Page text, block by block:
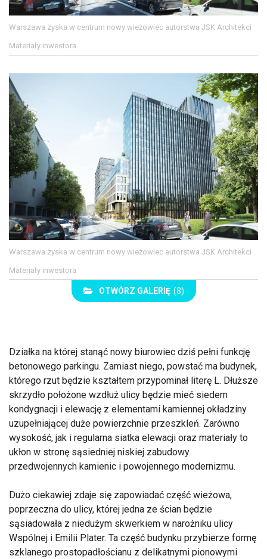
Warszawa zyska w centrum nowy wieżowiec autorstwa JSK Architekci
Materiały inwestora
Warszawa zyska w centrum nowy wieżowiec autorstwa JSK Architekci
Materiały inwestora
OTWÓRZ GALERIĘ (8)
Działka na której stanąć nowy biurowiec dziś pełni funkcję
betonowego parkingu. Zamiast niego, powstać ma budynek,
którego rzut będzie kształtem przypominał literę L. Dłuższe
skrzydło położone wzdłuż ulicy będzie mieć siedem
kondygnacji i elewację z elementami kamiennej okładziny
uzupełniającej duże powierzchnie przeszkleń. Zarówno
wysokość, jak i regularna siatka elewacji oraz materiały to
ukłon w stronę sąsiedniej niskiej zabudowy
przedwojennych kamienic i powojennego modernizmu.
Dużo ciekawiej zdaje się zapowiadać część wieżowa,
poprzeczna do ulicy, której jedna ze ścian będzie
sąsiadowała z niedużym skwerkiem w narożniku ulicy
Wspólnej i Emilii Plater. Ta część budynku przybierze formę
szklanego prostopadłościanu z delikatnymi pionowymi